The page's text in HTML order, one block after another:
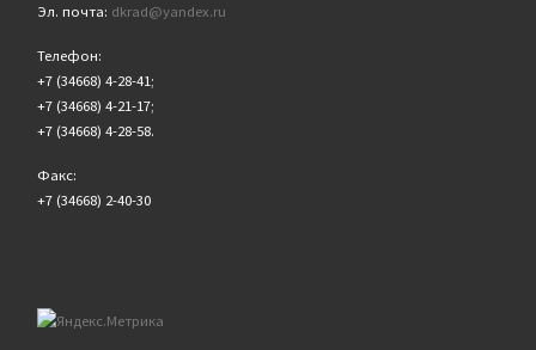
Эл. почта: dkrad@yandex.ru
Телефон:
+7 (34668) 4-28-41;
+7 (34668) 4-21-17;
+7 (34668) 4-28-58.
Факс:
+7 (34668) 2-40-30